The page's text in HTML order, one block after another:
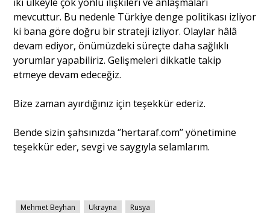
mevcuttur. Bu nedenle Türkiye denge politikası izliyor
ki bana göre doğru bir strateji izliyor. Olaylar hâlâ
devam ediyor, önümüzdeki süreçte daha sağlıklı
yorumlar yapabiliriz. Gelişmeleri dikkatle takip
etmeye devam edeceğiz.
Bize zaman ayırdığınız için teşekkür ederiz.
Bende sizin şahsınızda ‘’hertaraf.com’’ yönetimine
teşekkür eder, sevgi ve saygıyla selamlarım.
Mehmet Beyhan Ukrayna Rusya